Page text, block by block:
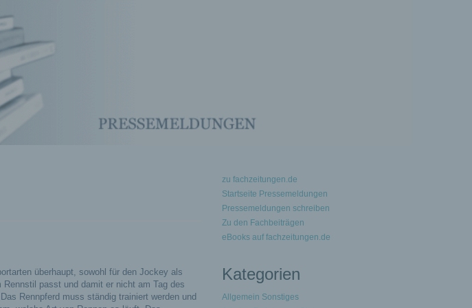
überhaupt, sowohl für den Jockey als
passt und damit er nicht am Tag des
Rennpferd muss ständig trainiert werden und
zu fachzeitungen.de
Startseite Pressemeldungen
Pressemeldungen schreiben
Zu den Fachbeiträgen
eBooks auf fachzeitungen.de
Kategorien
Allgemein Sonstiges